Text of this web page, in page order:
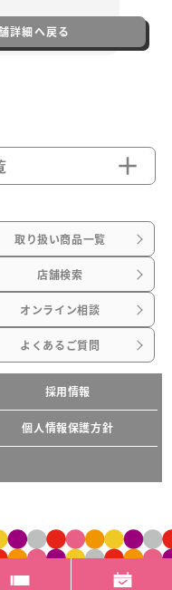
詳細へ戻る
取り扱い商品一覧
店舗検索
オンライン相談
よくあるご質問
採用情報
個人情報保護方針